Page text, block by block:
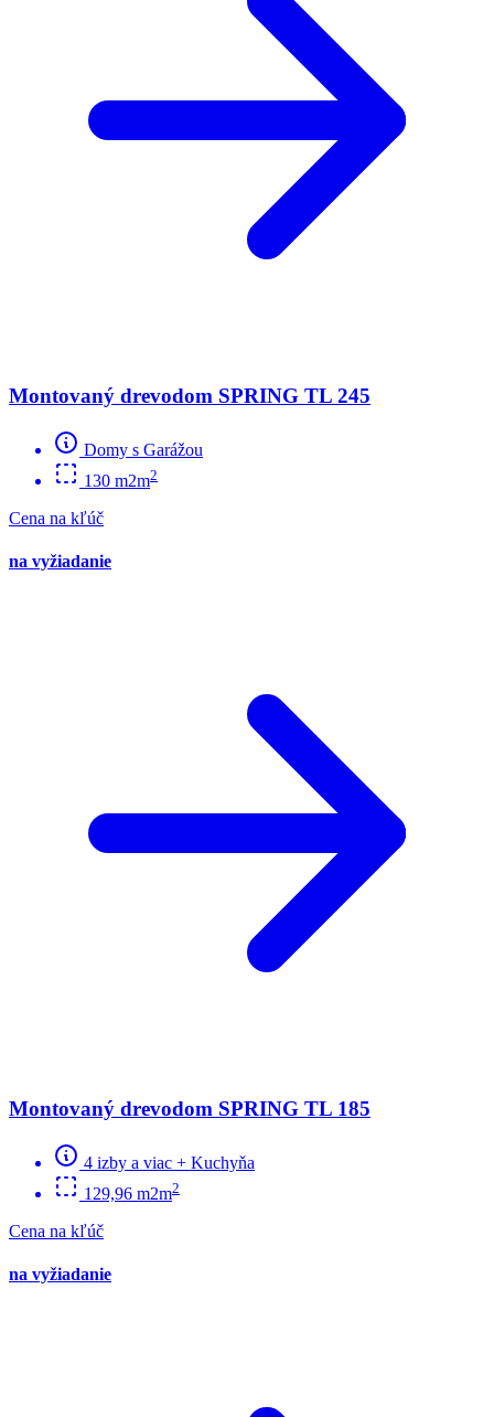
Montovaný drevodom SPRING TL 245
Domy s Garážou
130 m2m2
Cena na kľúč
na vyžiadanie
Montovaný drevodom SPRING TL 185
4 izby a viac + Kuchyňa
129,96 m2m2
Cena na kľúč
na vyžiadanie